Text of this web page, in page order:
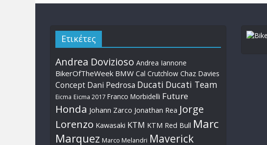
Ετικέτες
Andrea Dovizioso Andrea Iannone
BikerOfTheWeek BMW Cal Crutchlow Chaz Davies
Concept Dani Pedrosa Ducati Ducati Team
Eicma Eicma 2017 Franco Morbidelli Future
Honda Johann Zarco Jonathan Rea Jorge
Lorenzo Kawasaki KTM KTM Red Bull Marc
Marquez Marco Melandri Maverick